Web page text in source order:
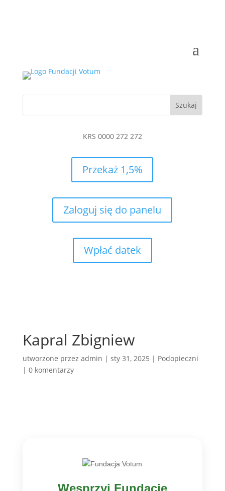
KRS 0000 272 272
Przekaż 1,5%
Zaloguj się do panelu
Wpłać datek
Kapral Zbigniew
utworzone przez admin | sty 31, 2025 | Podopieczni
| 0 komentarzy
Wesprzyj Fundację